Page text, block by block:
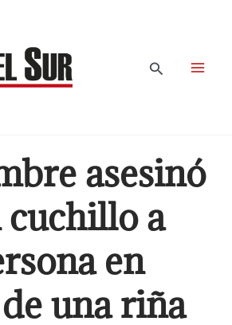
Buscar
asesinó
cuchillo a
en
una riña